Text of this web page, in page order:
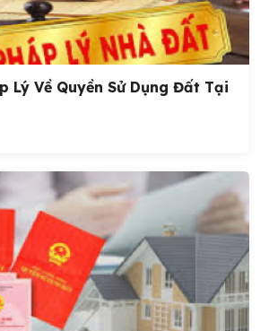
Lý Về Quyền Sử Dụng Đất Tại